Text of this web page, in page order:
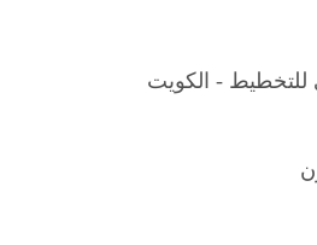
للتخطيط - الكويت